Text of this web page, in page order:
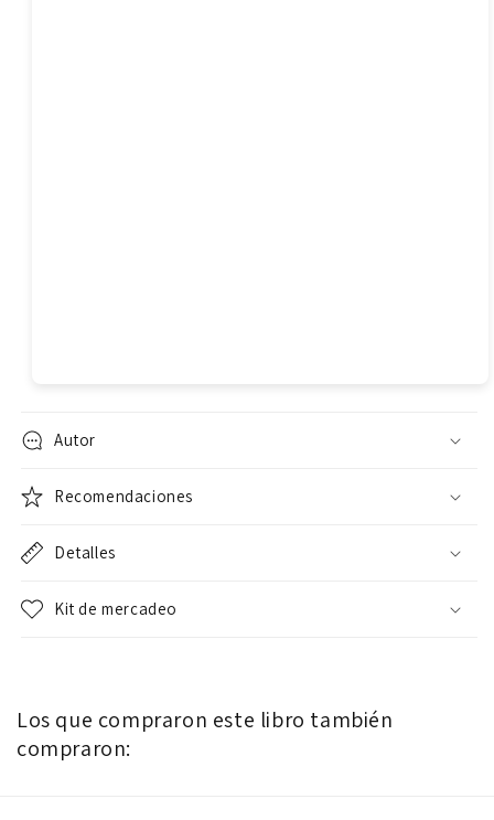
Autor
Recomendaciones
Detalles
Kit de mercadeo
Los que compraron este libro también
compraron: